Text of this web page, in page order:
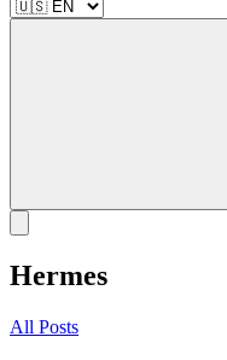
Hermes
All Posts